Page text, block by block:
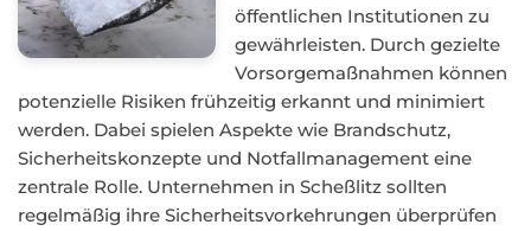
öffentlichen Institutionen zu
gewährleisten. Durch gezielte
Vorsorgemaßnahmen können
potenzielle Risiken frühzeitig erkannt und minimiert
werden. Dabei spielen Aspekte wie Brandschutz,
Sicherheitskonzepte und Notfallmanagement eine
zentrale Rolle. Unternehmen in Scheßlitz sollten
regelmäßig ihre Sicherheitsvorkehrungen überprüfen